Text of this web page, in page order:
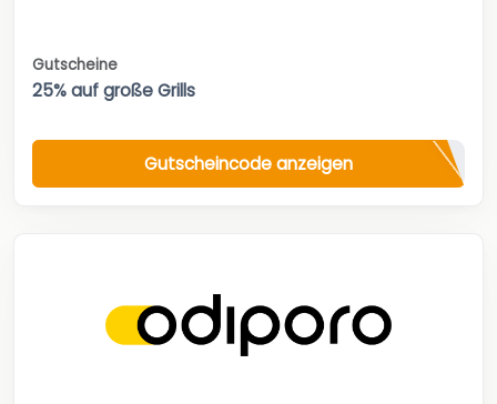
Gutscheine
25% auf große Grills
Gutscheincode anzeigen